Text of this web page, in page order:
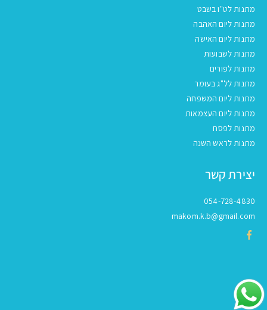
מתנות לט"ו בשבט
מתנות ליום האהבה
מתנות ליום האישה
מתנות לשבועות
מתנות לפורים
מתנות לל"ג בעומר
מתנות ליום המשפחה
מתנות ליום העצמאות
מתנות לפסח
מתנות לראש השנה
יצירת קשר
054-728-4830
makom.k.b@gmail.com